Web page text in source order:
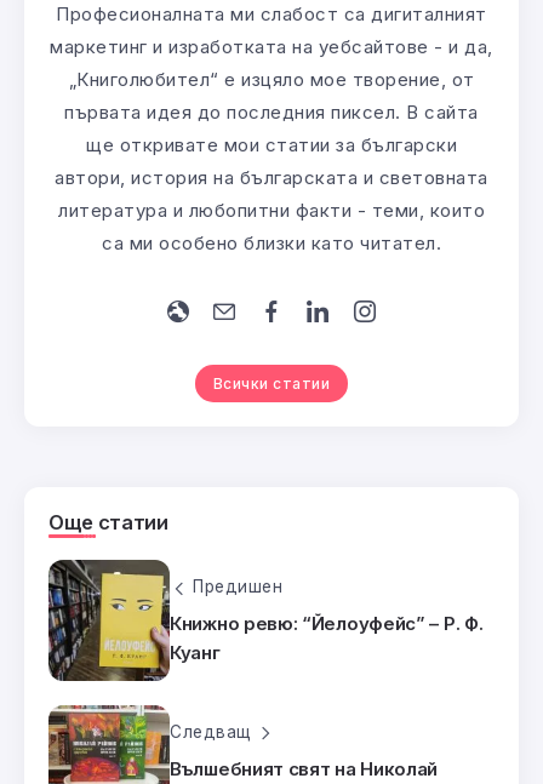
Професионалната ми слабост са дигиталният
маркетинг и изработката на уебсайтове - и да,
„Книголюбител“ е изцяло мое творение, от
първата идея до последния пиксел. В сайта
ще откривате мои статии за български
автори, история на българската и световната
литература и любопитни факти - теми, които
са ми особено близки като читател.
Всички статии
Още статии
Предишен
Книжно ревю: “Йелоуфейс” – Р. Ф.
Куанг
Следващ
Вълшебният свят на Николай